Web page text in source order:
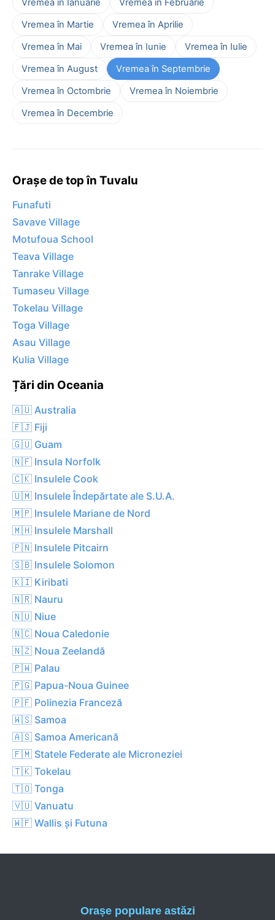
Vremea în Ianuarie
Vremea în Februarie
Vremea în Martie
Vremea în Aprilie
Vremea în Mai
Vremea în Iunie
Vremea în Iulie
Vremea în August
Vremea în Septembrie
Vremea în Octombrie
Vremea în Noiembrie
Vremea în Decembrie
Orașe de top în Tuvalu
Funafuti
Savave Village
Motufoua School
Teava Village
Tanrake Village
Tumaseu Village
Tokelau Village
Toga Village
Asau Village
Kulia Village
Țări din Oceania
🇦🇺 Australia
🇫🇯 Fiji
🇬🇺 Guam
🇳🇫 Insula Norfolk
🇨🇰 Insulele Cook
🇺🇲 Insulele Îndepărtate ale S.U.A.
🇲🇵 Insulele Mariane de Nord
🇲🇭 Insulele Marshall
🇵🇳 Insulele Pitcairn
🇸🇧 Insulele Solomon
🇰🇮 Kiribati
🇳🇷 Nauru
🇳🇺 Niue
🇳🇨 Noua Caledonie
🇳🇿 Noua Zeelandă
🇵🇼 Palau
🇵🇬 Papua-Noua Guinee
🇵🇫 Polinezia Franceză
🇼🇸 Samoa
🇦🇸 Samoa Americană
🇫🇲 Statele Federate ale Microneziei
🇹🇰 Tokelau
🇹🇴 Tonga
🇻🇺 Vanuatu
🇼🇫 Wallis și Futuna
Orașe populare astăzi